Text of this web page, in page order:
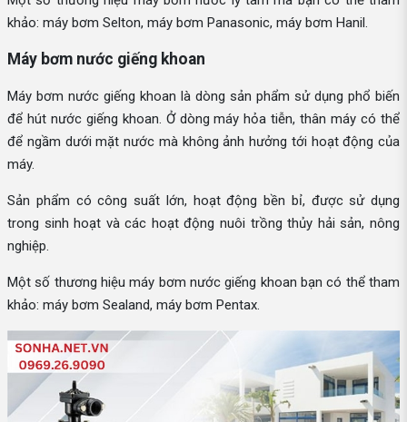
khảo: máy bơm Selton, máy bơm Panasonic, máy bơm Hanil.
Máy bơm nước giếng khoan
Máy bơm nước giếng khoan là dòng sản phẩm sử dụng phổ biến
để hút nước giếng khoan. Ở dòng máy hỏa tiễn, thân máy có thể
để ngầm dưới mặt nước mà không ảnh hưởng tới hoạt động của
máy.
Sản phẩm có công suất lớn, hoạt động bền bỉ, được sử dụng
trong sinh hoạt và các hoạt động nuôi trồng thủy hải sản, nông
nghiệp.
Một số thương hiệu máy bơm nước giếng khoan bạn có thể tham
khảo: máy bơm Sealand, máy bơm Pentax.